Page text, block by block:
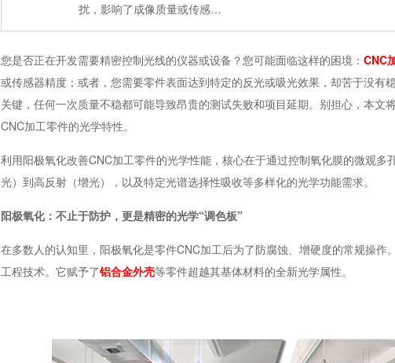
扰，影响了成像质量或传感…
您是否正在开发需要精密控制光线的仪器或设备？您可能面临这样的困境： CNC
或传感器精度；或者，您需要零件表面达到特定的反光或吸光效果，却苦于没
关键，任何一次质量不稳都可能导致昂贵的测试失败和项目延期。别担心，本
CNC加工零件的光学特性。
利用阳极氧化改善CNC加工零件的光学性能，核心在于通过控制氧化膜的微观
光）到高反射（增光），以及特定光谱选择性吸收等多样化的光学功能需求。
阳极氧化：不止于防护，更是精密的光学“调色板”
在多数人的认知里，阳极氧化是零件CNC加工后为了防腐蚀、增硬度的常规操
工程技术。它赋予了铝合金外壳等零件超越其基体材料的全新光学属性。